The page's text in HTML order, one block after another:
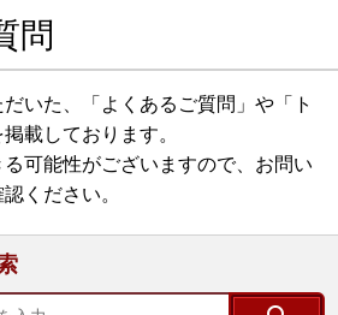
問
いた、「よくあるご質問」や「ト
載しております。
可能性がございますので、お問い
ください。